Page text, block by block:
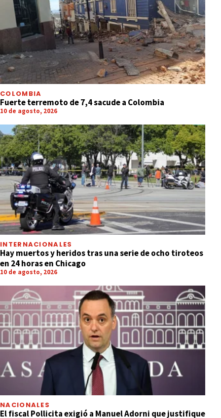
COLOMBIA
Fuerte terremoto de 7,4 sacude a Colombia
10 de agosto, 2026
INTERNACIONALES
Hay muertos y heridos tras una serie de ocho tiroteos
en 24 horas en Chicago
10 de agosto, 2026
NACIONALES
El fiscal Pollicita exigió a Manuel Adorni que justifique